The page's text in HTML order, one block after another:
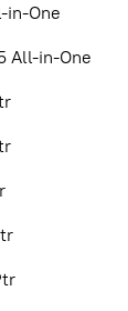
in-One
All-in-One